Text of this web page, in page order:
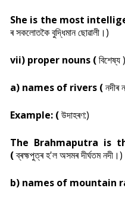
She is the most
ৰ সকলোতকৈ বুদ্ধিমান ছোৱালী।)
vii) proper nouns (বিশেষ্য )
a) names of rivers (নদীৰ
Example: (উদাহৰণ:)
The Brahmaputra is
(ব্ৰহ্মপুত্ৰ হ'ল অসমৰ দীৰ্ঘতম নদী।)
b) names of mountain